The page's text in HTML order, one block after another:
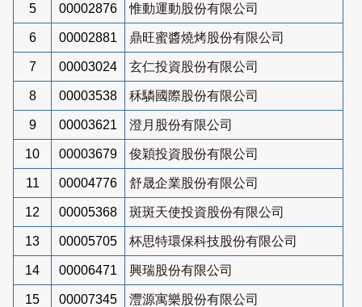
5 00002876 惟動運動股份有限公司
6 00002881 鼎旺蜜醬燒烤股份有限公司
7 00003024 玄仁投資股份有限公司
8 00003538 秝驎國際股份有限公司
9 00003621 澄月股份有限公司
10 00003679 俊穎投資股份有限公司
11 00004776 舒晟企業股份有限公司
12 00005368 斑斑天使投資股份有限公司
13 00005705 杯思特環保科技股份有限公司
14 00006471 興瑞股份有限公司
15 00007345 灃源寓樂股份有限公司